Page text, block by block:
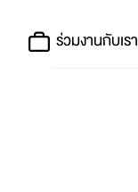
ร่วมงานกับเรา